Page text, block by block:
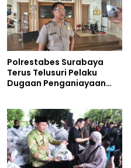
Polrestabes Surabaya
Terus Telusuri Pelaku
Dugaan Penganiayaan